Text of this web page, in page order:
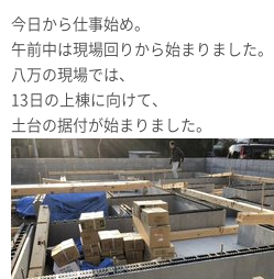
今日から仕事始め。
午前中は現場回りから始まりました。
八万の現場では、
13日の上棟に向けて、
土台の据付が始まりました。